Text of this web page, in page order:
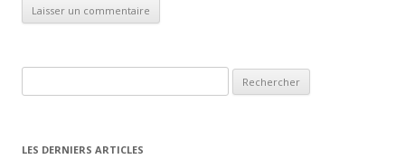
LES DERNIERS ARTICLES